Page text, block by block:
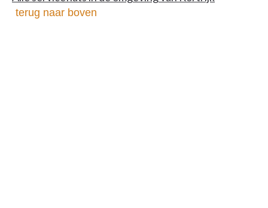
terug naar boven